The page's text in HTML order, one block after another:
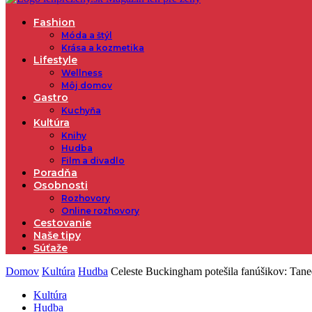
Fashion
Móda a štýl
Krása a kozmetika
Lifestyle
Wellness
Môj domov
Gastro
Kuchyňa
Kultúra
Knihy
Hudba
Film a divadlo
Poradňa
Osobnosti
Rozhovory
Online rozhovory
Cestovanie
Naše tipy
Súťaže
Domov Kultúra Hudba Celeste Buckingham potešila fanúšikov:
Kultúra
Hudba